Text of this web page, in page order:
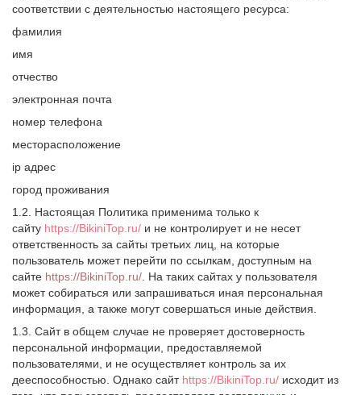
соответствии с деятельностью настоящего ресурса:
фамилия
имя
отчество
электронная почта
номер телефона
месторасположение
ip адрес
город проживания
1.2. Настоящая Политика применима только к
сайту https://BikiniTop.ru/ и не контролирует и не несет
ответственность за сайты третьих лиц, на которые
пользователь может перейти по ссылкам, доступным на
сайте https://BikiniTop.ru/ . На таких сайтах у пользователя
может собираться или запрашиваться иная персональная
информация, а также могут совершаться иные действия.
1.3. Сайт в общем случае не проверяет достоверность
персональной информации, предоставляемой
пользователями, и не осуществляет контроль за их
дееспособностью. Однако сайт https://BikiniTop.ru/ исходит из